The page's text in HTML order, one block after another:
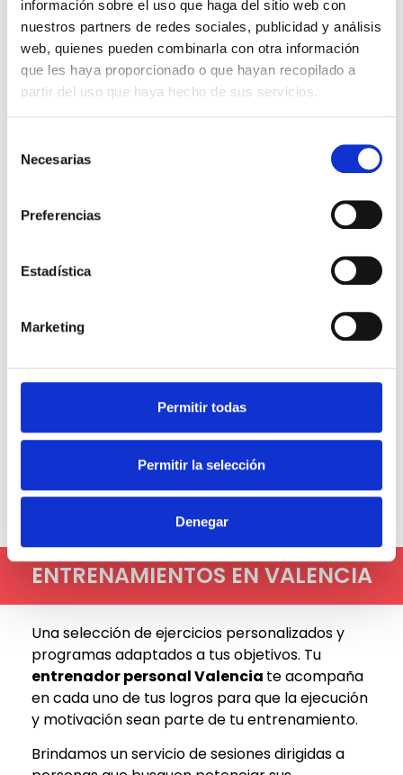
información sobre el uso que haga del sitio web con
nuestros partners de redes sociales, publicidad y análisis
web, quienes pueden combinarla con otra información
que les haya proporcionado o que hayan recopilado a
partir del uso que haya hecho de sus servicios.
Necesarias
Preferencias
Estadística
Marketing
Permitir todas
Permitir la selección
Denegar
ENTRENAMIENTO
Acorde con los resultados de la
exhaustivo para asegurar tu progreso
Mensualmente, repetiremos las primeras
valoraciones para comprobar de forma
programa de entrenamiento para seguir
trabajando hacia tu objetivo final.
ENTRENAMIENTOS EN VALENCIA
Una selección de ejercicios personalizados y
programas adaptados a tus objetivos. Tu
entrenador personal Valencia te acompaña
en cada uno de tus logros para que la ejecución
y motivación sean parte de tu entrenamiento.
Brindamos un servicio de sesiones dirigidas a